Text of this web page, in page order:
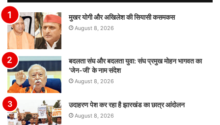
मुखर योगी और अखिलेश की सियासी कसमकस
August 8, 2026
बदलता संघ और बदलता युवा: संघ प्रमुख मोहन भागवत का
‘जेन-जी’ के नाम संदेश
August 8, 2026
उदाहरण पेश कर रहा है झारखंड का छात्र आंदोलन
August 8, 2026